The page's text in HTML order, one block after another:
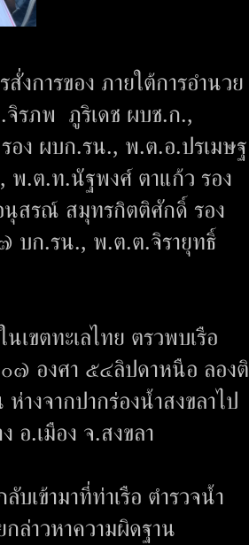
งการของ ภายใต้การอำนวย
จิรภพ ภูริเดช ผบช.ก.,
ง ผบก.รน., พ.ต.อ.ปรเมษฐ
.ต.ท.นัฐพงศ์ ตาแก้ว รอง
สรณ์ สมุทรกิตติศักดิ์ รอง
บก.รน., พ.ต.ต.จิรายุทธิ์
เขตทะเลไทย ตรวพบเรือ
๗ องศา ๕๔ลิปดาหนือ ลองติ
างจากปากร่องน้ำสงขลาไป
อ.เมือง จ.สงขลา
เข้ามาที่ท่าเรือ ตำรวจน้ำ
ล่าวหาความผิดฐาน